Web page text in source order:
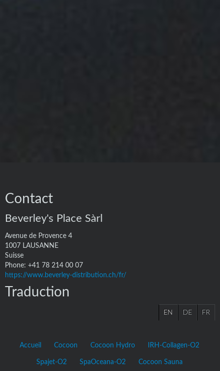
Contact
Beverley's Place Sàrl
Avenue de Provence 4
1007 LAUSANNE
Suisse
Phone: +41 78 214 00 07
https://www.beverley-distribution.ch/fr/
Traduction
FR
DE
EN
Accueil Cocoon Cocoon Hydro IRH-Collagen-O2
Spajet-O2 SpaOceana-O2 Cocoon Sauna